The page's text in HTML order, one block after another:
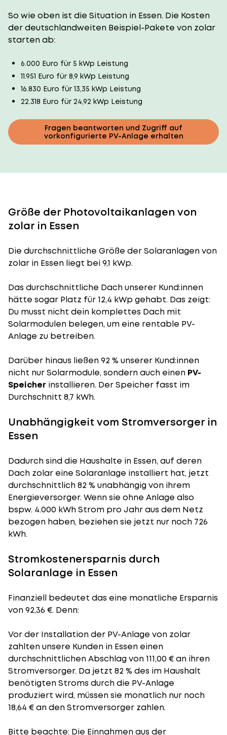
So wie oben ist die Situation in Essen. Die Kosten
der deutschlandweiten Beispiel-Pakete von zolar
starten ab:
6.000 Euro für 5 kWp Leistung
11.951 Euro für 8,9 kWp Leistung
16.830 Euro für 13,35 kWp Leistung
22.318 Euro für 24,92 kWp Leistung
Fragen beantworten und Zugriff auf
vorkonfigurierte PV-Anlage erhalten
Größe der Photovoltaikanlagen von
zolar in Essen
Die durchschnittliche Größe der Solaranlagenvon
zolar in Essen liegt bei 9,1 kWp.
Das durchschnittliche Dach unserer Kund:innen
hätte sogar Platz für 12,4 kWp gehabt. Das zeigt:
Du musst nicht dein komplettes Dach mit
Solarmodulen belegen, um eine rentable PV-
Anlage zu betreiben.
Darüber hinaus ließen 92 % unserer Kund:innen
nicht nur Solarmodule, sondern auch einen PV-
Speicher installieren. Der Speicher fasst im
Durchschnitt 8,7 kWh.
Unabhängigkeit vom Stromversorger in
Essen
Dadurch sind die Haushalte in Essen, auf deren
Dach zolar eine Solaranlage installiert hat, jetzt
durchschnittlich 82 % unabhängig von ihrem
Energieversorger. Wenn sie ohne Anlage also
bspw. 4.000 kWh Strom pro Jahr aus dem Netz
bezogen haben, beziehen sie jetzt nur noch 726
kWh.
Stromkostenersparnis durch
Solaranlage in Essen
Finanziell bedeutet das eine monatliche Ersparnis
von 92,36 €. Denn:
Vor der Installation der PV-Anlage von zolar
zahlten unsere Kunden in Essen einen
durchschnittlichen Abschlag von 111,00 € an ihren
Stromversorger. Da jetzt 82 % des im Haushalt
benötigten Stroms durch die PV-Anlage
produziert wird, müssen sie monatlich nur noch
18,64 € an den Stromversorger zahlen.
Bitte beachte: Die Einnahmen aus der